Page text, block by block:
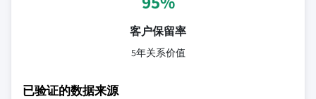
客户保留率
5年关系价值
已验证的数据来源